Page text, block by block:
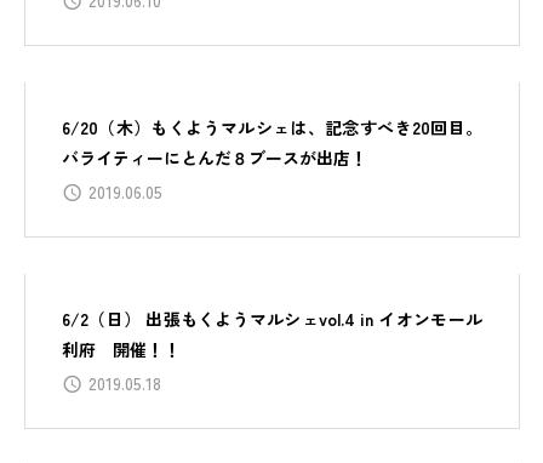
6/20（木）もくようマルシェは、記念すべき20回目。
バライティーにとんだ８ブースが出店！
2019.06.05
6/2（日） 出張もくようマルシェvol.4 in イオンモール
利府 開催！！
2019.05.18